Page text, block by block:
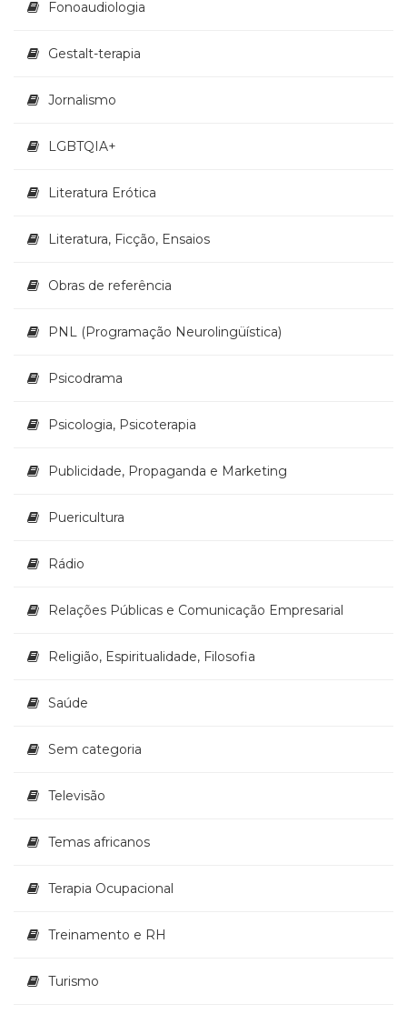
Televisão
Temas
Terapia
(21)
e
(65)
Vida
(32)
Fonoaudiologia
Gestalt-terapia
Jornalismo
LGBTQIA+
Literatura Erótica
Literatura, Ficção, Ensaios
Obras de referência
PNL (Programação Neurolingüística)
Psicodrama
Psicologia, Psicoterapia
Publicidade, Propaganda e Marketing
Puericultura
Rádio
Relações Públicas e Comunicação Empresarial
Religião, Espiritualidade, Filosofia
Saúde
Sem categoria
Televisão
Temas africanos
Terapia Ocupacional
Treinamento e RH
Turismo